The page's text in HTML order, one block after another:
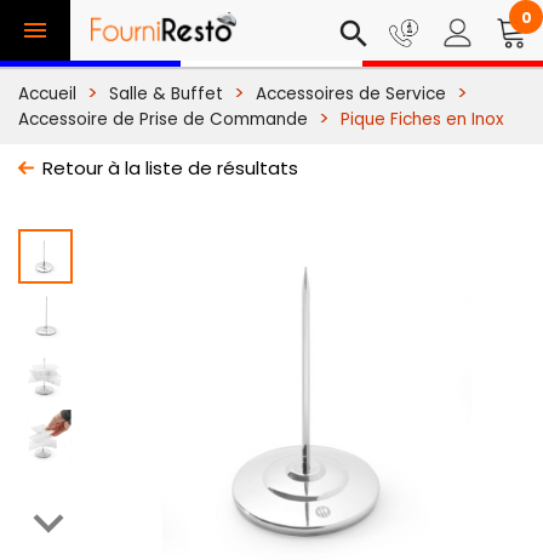
 search 0
Accueil Salle & Buffet
Accessoires de Service
Accessoire de Prise de Commande
Pique Fiches en Inox
Retour à la liste de résultats
